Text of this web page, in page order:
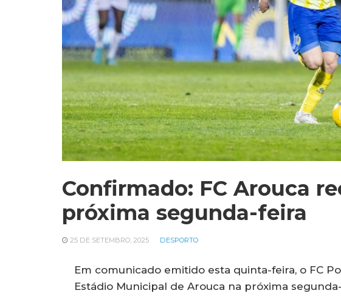
Confirmado: FC Arouca
próxima segunda-feira
25 DE SETEMBRO, 2025 DESPORTO
Em comunicado emitido esta quinta-feira, o FC
Estádio Municipal de Arouca na próxima